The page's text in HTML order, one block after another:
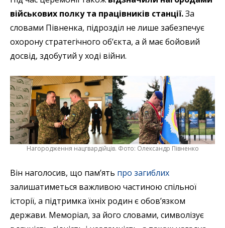
військових полку та працівників станції.За
словами Півненка, підрозділ не лише забезпечує
охорону стратегічного об’єкта, а й має бойовий
досвід, здобутий у ході війни.
Нагородження нацгвардійців. Фото: Олександр Півненко
Він наголосив, що пам’ять про загиблих
залишатиметься важливою частиною спільної
історії, а підтримка їхніх родин є обов’язком
держави. Меморіал, за його словами, символізує